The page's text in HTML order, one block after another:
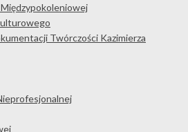
Twórczości Kazimierza